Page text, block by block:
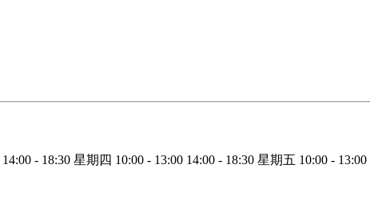
14:00 - 18:30 星期四 10:00 - 13:00 14:00 - 18:30 星期五 10:00 - 13:00